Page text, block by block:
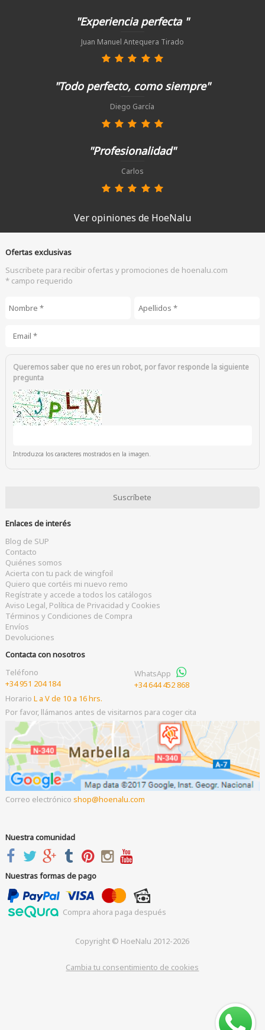
"Experiencia perfecta "
Juan Manuel Antequera Tirado
"Todo perfecto, como siempre"
Diego García
"Profesionalidad"
Carlos
Ver opiniones de HoeNalu
Ofertas exclusivas
Suscribete para recibir ofertas y promociones de hoenalu.com
* campo requerido
Queremos saber que no eres un robot, por favor responde la siguiente
pregunta
Introduzca los caracteres mostrados en la imagen.
Enlaces de interés
Blog de SUP
Contacto
Quiénes somos
Acierta con tu pack de wingfoil
Quiero que cortéis mi nuevo remo
Regístrate y accede a todos los catálogos
Aviso Legal, Política de Privacidad y Cookies
Términos y Condiciones de Compra
Envíos
Devoluciones
Contacta con nosotros
Teléfono
+34 951 204 184
WhatsApp
+34 644 452 868
Horario L a V de 10 a 16 hrs.
Por favor, llámanos antes de visitarnos para coger cita
Correo electrónico shop hoenalu.com
Nuestra comunidad
Nuestras formas de pago
Compra ahora paga después
Copyright © HoeNalu 2012-2026
Cambia tu consentimiento de cookies